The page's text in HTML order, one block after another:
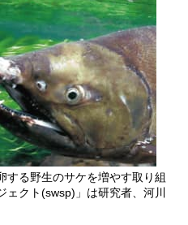
する野生のサケを増やす取り組
クト(swsp)」は研究者、河川